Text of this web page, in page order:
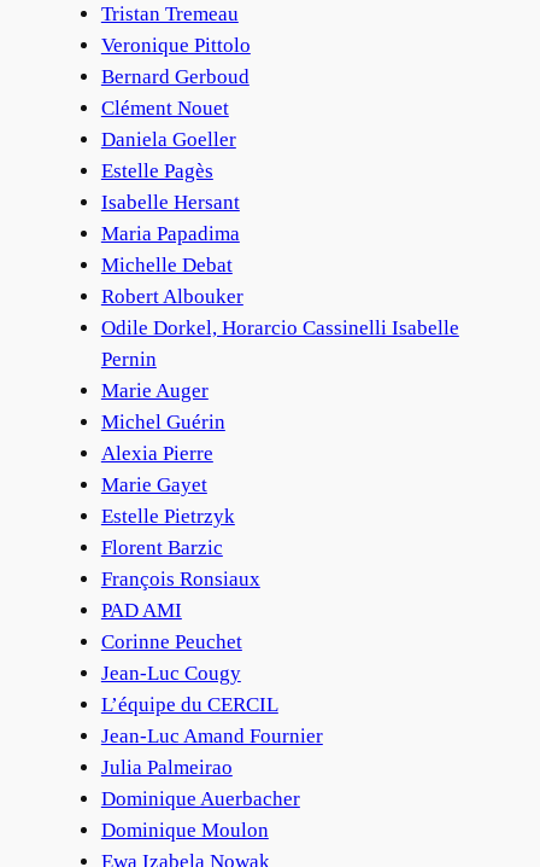
Tristan Tremeau
Veronique Pittolo
Bernard Gerboud
Clément Nouet
Daniela Goeller
Estelle Pagès
Isabelle Hersant
Maria Papadima
Michelle Debat
Robert Albouker
Odile Dorkel, Horarcio Cassinelli Isabelle
Pernin
Marie Auger
Michel Guérin
Alexia Pierre
Marie Gayet
Estelle Pietrzyk
Florent Barzic
François Ronsiaux
PAD AMI
Corinne Peuchet
Jean-Luc Cougy
L’équipe du CERCIL
Jean-Luc Amand Fournier
Julia Palmeirao
Dominique Auerbacher
Dominique Moulon
Ewa Izabela Nowak